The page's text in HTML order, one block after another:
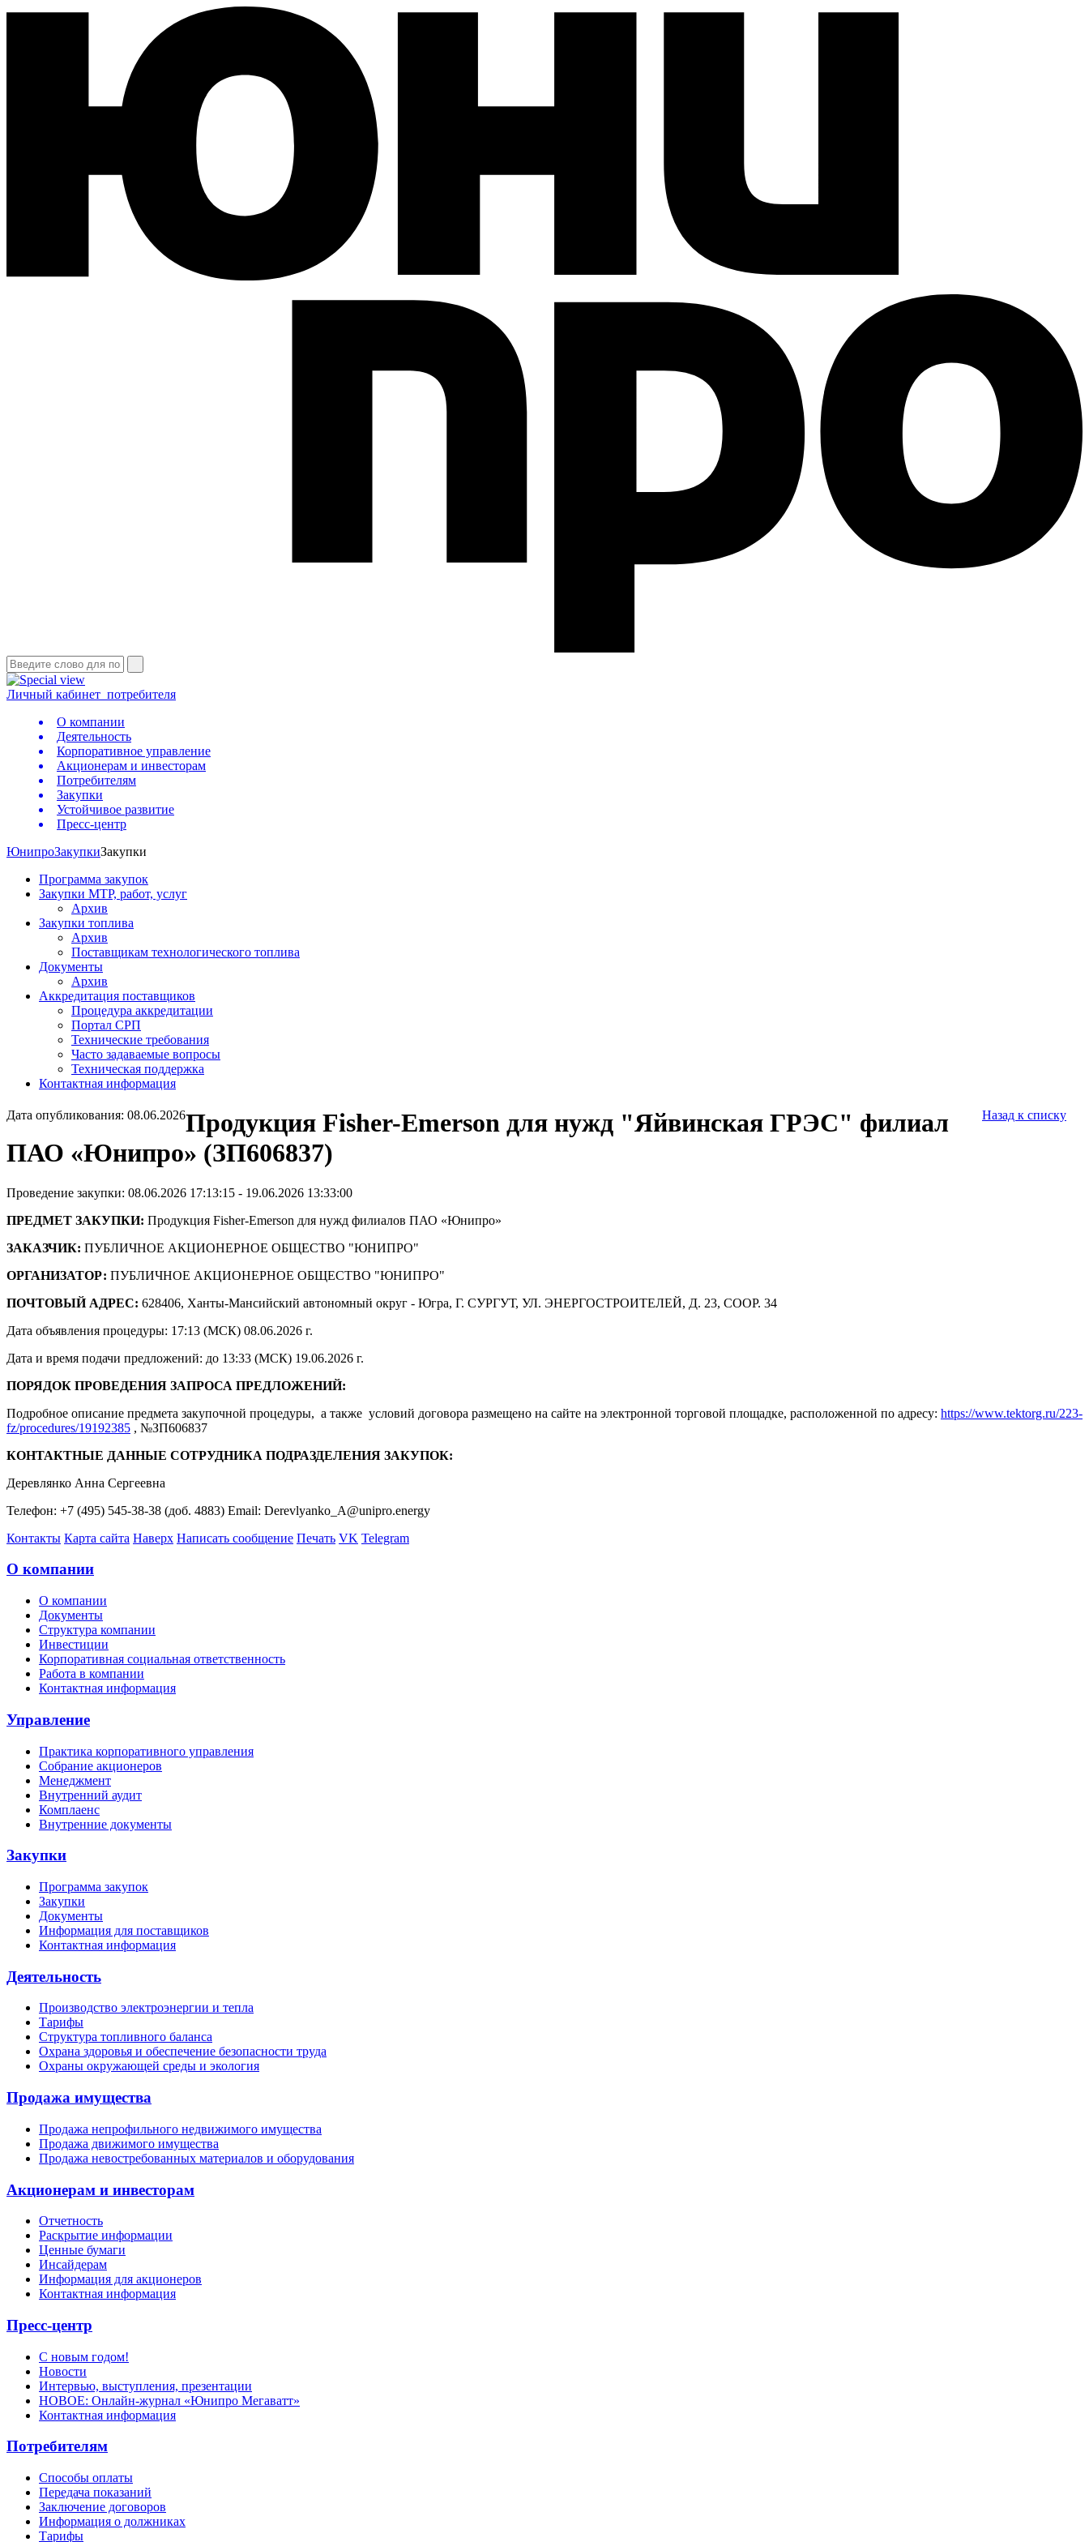
Личный кабинет потребителя
О компании
Деятельность
Корпоративное управление
Акционерам и инвесторам
Потребителям
Закупки
Устойчивое развитие
Пресс-центр
ЮнипроЗакупкиЗакупки
Программа закупок
Закупки МТР, работ, услуг
Архив
Закупки топлива
Архив
Поставщикам технологического топлива
Документы
Архив
Аккредитация поставщиков
Процедура аккредитации
Портал СРП
Технические требования
Часто задаваемые вопросы
Техническая поддержка
Контактная информация
Дата опубликования: 08.06.2026 Назад к списку
Продукция Fisher-Emerson для нужд "Яйвинская ГРЭС" филиал
ПАО «Юнипро» (ЗП606837)
Проведение закупки: 08.06.2026 17:13:15 - 19.06.2026 13:33:00
ПРЕДМЕТ ЗАКУПКИ: Продукция Fisher-Emerson для нужд филиалов ПАО «Юнипро»
ЗАКАЗЧИК: ПУБЛИЧНОЕ АКЦИОНЕРНОЕ ОБЩЕСТВО "ЮНИПРО"
ОРГАНИЗАТОР: ПУБЛИЧНОЕ АКЦИОНЕРНОЕ ОБЩЕСТВО "ЮНИПРО"
ПОЧТОВЫЙ АДРЕС: 628406, Ханты-Мансийский автономный округ - Югра, Г. СУРГУТ, УЛ. ЭНЕРГОСТРОИТЕЛЕЙ, Д. 23, СООР. 34
Дата объявления процедуры: 17:13 (МСК) 08.06.2026 г.
Дата и время подачи предложений: до 13:33 (МСК) 19.06.2026 г.
ПОРЯДОК ПРОВЕДЕНИЯ ЗАПРОСА ПРЕДЛОЖЕНИЙ:
Подробное описание предмета закупочной процедуры, а также условий договора размещено на сайте на электронной торговой площадке, расположенной по адресу: https://www.tektorg.ru/223-
fz/procedures/19192385 , №ЗП606837
КОНТАКТНЫЕ ДАННЫЕ СОТРУДНИКА ПОДРАЗДЕЛЕНИЯ ЗАКУПОК:
Деревлянко Анна Сергеевна
Телефон: +7 (495) 545-38-38 (доб. 4883) Email: Derevlyanko_A@unipro.energy
Контакты Карта сайта Наверх Написать сообщение Печать VK Telegram
О компании
О компании
Документы
Структура компании
Инвестиции
Корпоративная социальная ответственность
Работа в компании
Контактная информация
Управление
Практика корпоративного управления
Собрание акционеров
Менеджмент
Внутренний аудит
Комплаенс
Внутренние документы
Закупки
Программа закупок
Закупки
Документы
Информация для поставщиков
Контактная информация
Деятельность
Производство электроэнергии и тепла
Тарифы
Структура топливного баланса
Охрана здоровья и обеспечение безопасности труда
Охраны окружающей среды и экология
Продажа имущества
Продажа непрофильного недвижимого имущества
Продажа движимого имущества
Продажа невостребованных материалов и оборудования
Акционерам и инвесторам
Отчетность
Раскрытие информации
Ценные бумаги
Инсайдерам
Информация для акционеров
Контактная информация
Пресс-центр
С новым годом!
Новости
Интервью, выступления, презентации
НОВОЕ: Онлайн-журнал «Юнипро Мегаватт»
Контактная информация
Потребителям
Способы оплаты
Передача показаний
Заключение договоров
Информация о должниках
Тарифы